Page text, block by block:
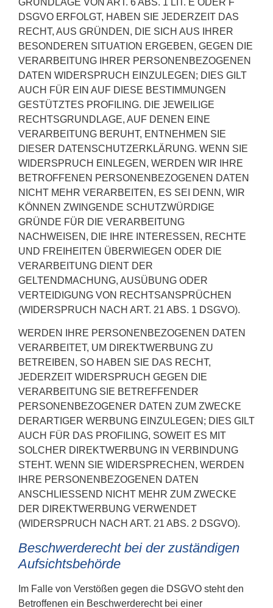
DSGVO ERFOLGT, HABEN SIE JEDERZEIT DAS
RECHT, AUS GRÜNDEN, DIE SICH AUS IHRER
BESONDEREN SITUATION ERGEBEN, GEGEN DIE
VERARBEITUNG IHRER PERSONENBEZOGENEN
DATEN WIDERSPRUCH EINZULEGEN; DIES GILT
AUCH FÜR EIN AUF DIESE BESTIMMUNGEN
GESTÜTZTES PROFILING. DIE JEWEILIGE
RECHTSGRUNDLAGE, AUF DENEN EINE
VERARBEITUNG BERUHT, ENTNEHMEN SIE
DIESER DATENSCHUTZERKLÄRUNG. WENN SIE
WIDERSPRUCH EINLEGEN, WERDEN WIR IHRE
BETROFFENEN PERSONENBEZOGENEN DATEN
NICHT MEHR VERARBEITEN, ES SEI DENN, WIR
KÖNNEN ZWINGENDE SCHUTZWÜRDIGE
GRÜNDE FÜR DIE VERARBEITUNG
NACHWEISEN, DIE IHRE INTERESSEN, RECHTE
UND FREIHEITEN ÜBERWIEGEN ODER DIE
VERARBEITUNG DIENT DER
GELTENDMACHUNG, AUSÜBUNG ODER
VERTEIDIGUNG VON RECHTSANSPRÜCHEN
(WIDERSPRUCH NACH ART. 21 ABS. 1 DSGVO).
WERDEN IHRE PERSONENBEZOGENEN DATEN
VERARBEITET, UM DIREKTWERBUNG ZU
BETREIBEN, SO HABEN SIE DAS RECHT,
JEDERZEIT WIDERSPRUCH GEGEN DIE
VERARBEITUNG SIE BETREFFENDER
PERSONENBEZOGENER DATEN ZUM ZWECKE
DERARTIGER WERBUNG EINZULEGEN; DIES GILT
AUCH FÜR DAS PROFILING, SOWEIT ES MIT
SOLCHER DIREKTWERBUNG IN VERBINDUNG
STEHT. WENN SIE WIDERSPRECHEN, WERDEN
IHRE PERSONENBEZOGENEN DATEN
ANSCHLIESSEND NICHT MEHR ZUM ZWECKE
DER DIREKTWERBUNG VERWENDET
(WIDERSPRUCH NACH ART. 21 ABS. 2 DSGVO).
Beschwerde­recht bei der zuständigen
Aufsichts­behörde
Im Falle von Verstößen gegen die DSGVO steht den
Betroffenen ein Beschwerderecht bei einer